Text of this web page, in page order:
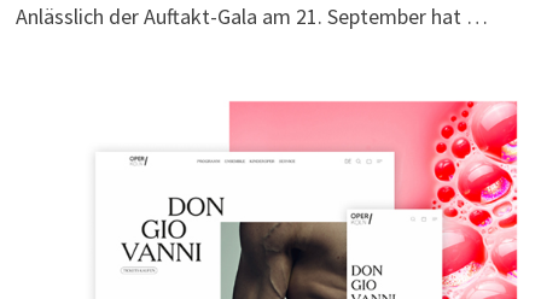
Anlässlich der Auftakt-Gala am 21. September hat …